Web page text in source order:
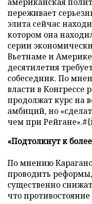
переживает
элита сейчас
котором она
серии
Вьетнаме и
десятилетия
собеседник. По
власти в
продолжат курс на
амбиций, но
чем при
«Подтолкнут к
По мнению
проводить
существенно
что